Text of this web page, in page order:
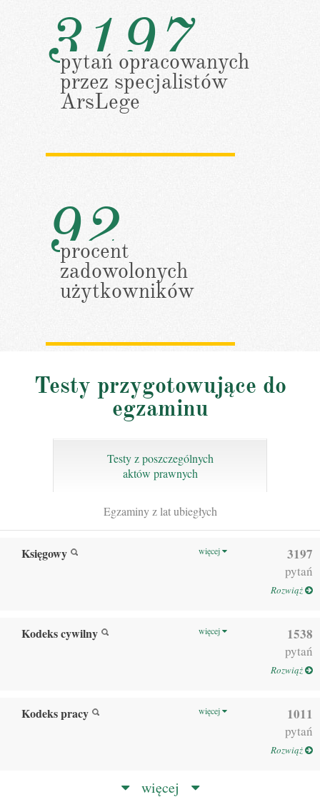
3197
pytań opracowanych
przez specjalistów
ArsLege
92
procent
zadowolonych
użytkowników
Testy przygotowujące do
egzaminu
Testy z poszczególnych
aktów prawnych
Egzaminy z lat ubiegłych
Księgowy więcej 3197
pytań
Rozwiąż
Kodeks cywilny więcej 1538
pytań
Rozwiąż
Kodeks pracy więcej 1011
pytań
Rozwiąż
więcej